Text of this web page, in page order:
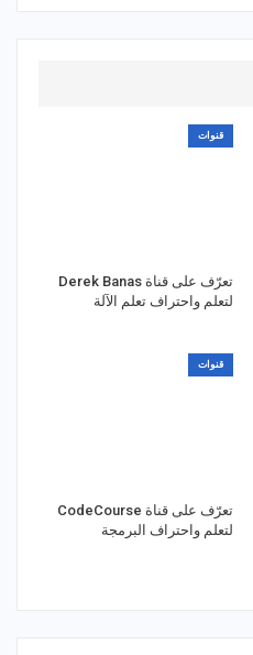
قنوات
تعرّف على قناة Derek Banas
لتعلم واحتراف تعلم الآلة
قنوات
تعرّف على قناة CodeCourse
لتعلم واحتراف البرمجة